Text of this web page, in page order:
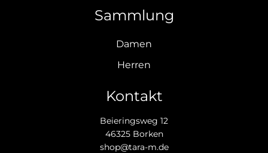
Sammlung
Damen
Herren
Kontakt
Beieringsweg 12
46325 Borken
shop@tara-m.de